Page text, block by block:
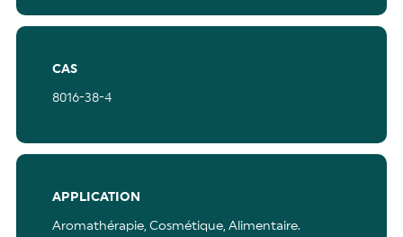
CAS
8016-38-4
APPLICATION
Aromathérapie, Cosmétique, Alimentaire.